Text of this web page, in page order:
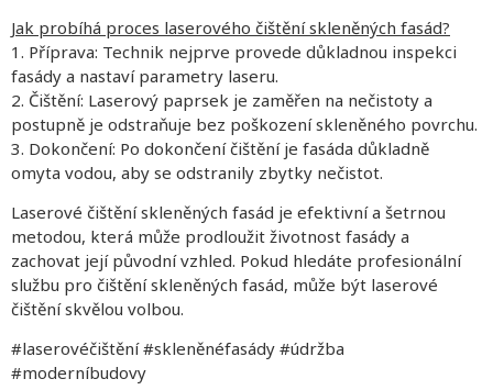
Jak probíhá proces laserového čištění skleněných fasád?
1. Příprava: Technik nejprve provede důkladnou inspekci
fasády a nastaví parametry laseru.
2. Čištění: Laserový paprsek je zaměřen na nečistoty a
postupně je odstraňuje bez poškození skleněného povrchu.
3. Dokončení: Po dokončení čištění je fasáda důkladně
omyta vodou, aby se odstranily zbytky nečistot.
Laserové čištění skleněných fasád je efektivní a šetrnou
metodou, která může prodloužit životnost fasády a
zachovat její původní vzhled. Pokud hledáte profesionální
službu pro čištění skleněných fasád, může být laserové
čištění skvělou volbou.
#laserovéčištění #skleněnéfasády #údržba
#moderníbudovy